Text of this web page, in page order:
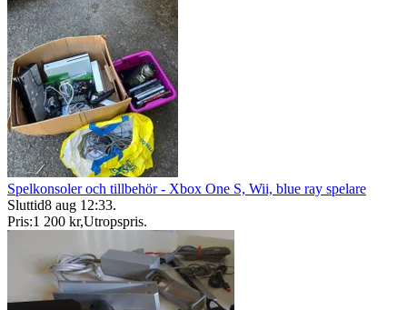
Spelkonsoler och tillbehör - Xbox One S, Wii, blue ray spelare
Sluttid8 aug 12:33.
Pris:1 200 kr,Utropspris.